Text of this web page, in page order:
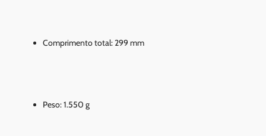
Comprimento total: 299 mm
Peso: 1.550 g